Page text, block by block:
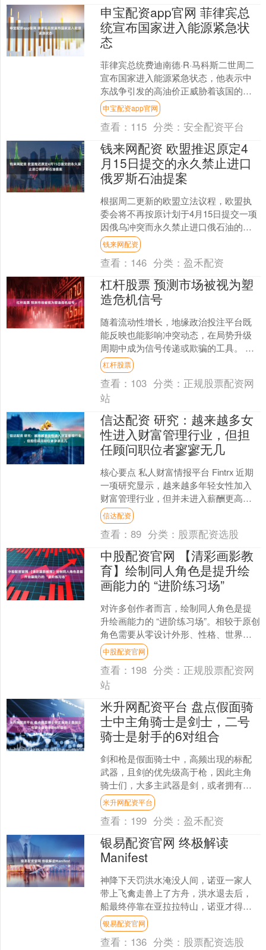
申宝配资app官网 菲律宾总
统宣布国家进入能源紧急状
态
菲律宾总统费迪南德·R·马科斯二世周二
宣布国家进入能源紧急状态，他表示中
东战争引发的高油价正威胁着该国的能
源安全。 菲律宾90%的石油从中东进
口，使其成为最容易....
申宝配资app官网
查看： 115 分类：安全配资平台
钱来网配资 欧盟推迟原定4
月15日提交的永久禁止进口
俄罗斯石油提案
根据周二更新的欧盟立法议程，欧盟执
委会将不再按原计划于4月15日提交一项
因俄乌冲突而永久禁止进口俄石油的法
律提案。 不过，一名欧盟官员表示，该
提案并未取消，仍将....
钱来网配资
查看： 146 分类：盈禾配资
杠杆股票 预测市场被视为塑
造危机信号
随着流动性增长，地缘政治投注平台既
能反映也能影响冲突动态，在局势升级
周期中成为信号传递或欺骗的工具。 海
量资讯、精准解读，尽在新浪财经APP
责任编辑：张俊 S....
杠杆股票
查看： 103 分类： 正规股票配资网
站
信达配资 研究：越来越多女
性进入财富管理行业，但担
任顾问职位者寥寥无几
核心要点 私人财富情报平台 Fintrx 近期
一项研究显示，越来越多年轻女性加入
财富管理行业，但并未进入薪酬更高、
更易晋升至管理层的岗位。在财富管理
机构 20 ....
信达配资
查看：89 分类： 股票配资选股
中股配资官网 【清彩画影教
育】绘制同人角色是提升绘
画能力的 “进阶练习场”
对许多创作者而言，绘制同人角色是提
升绘画能力的 “进阶练习场”。相较于原创
角色需要从零设计外形、性格、世界
观，同人角色有着明确的 “人设锚点”——
比如《海贼王....
中股配资官网
查看： 198 分类： 正规股票配资网
站
米升网配资平台 盘点假面骑
士中主角骑士是剑士，二号
骑士是射手的6对组合
剑和枪是假面骑士中，高频出现的标配
武器，且剑的优先级高于枪，因此主角
骑士们，大多主武器是剑，或者拥有一
个擅长用剑的派生形态，二骑们大多也
都是有一把能够打出成吨伤....
米升网配资平台
查看： 199 分类：盈禾配资
银易配资官网 终极解读
Manifest
神降下天罚洪水淹没人间，诺亚一家人
带上飞禽走兽上了方舟，洪水退去后，
船最终停靠在亚拉拉特山，诺亚才得以
幸免。 诺亚记下自己在船上呆了370天。
实际上这只是他和他....
银易配资官网
查看： 136 分类： 股票配资选股